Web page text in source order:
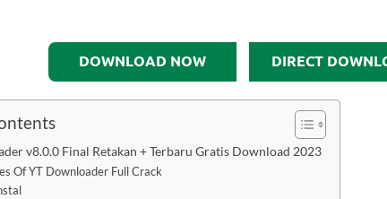
DOWNLOAD NOW DIRECT
v8.0.0 Final Retakan + Terbaru Gratis Download 2023
Of YT Downloader Full Crack